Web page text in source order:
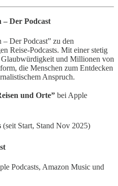
– Der Podcast
– Der Podcast” zu den
Reise-Podcasts. Mit einer stetig
und Millionen von
die Menschen zum Entdecken
Anspruch.
und Orte” bei Apple
(seit Start, Stand Nov 2025)
Podcasts, Amazon Music und